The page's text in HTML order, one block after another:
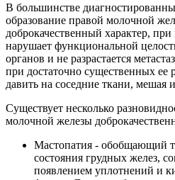
В большинстве
образование правой молочной
доброкачественный характер,
нарушает функциональной
органов и не разрастается
при достаточно существенных ее
давить на соседние ткани, мешая
Существует несколько
молочной железы
Мастопатия - обобщающий
состояния грудных желез,
появлением уплотнений и